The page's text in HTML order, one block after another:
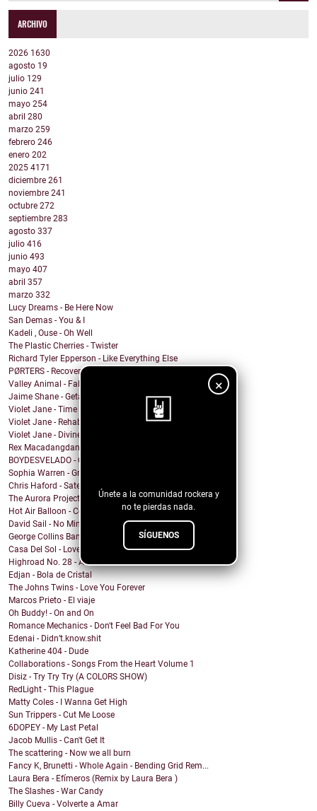
×
Únete a la comunidad rockera y
no te pierdas nada.
SÍGUENOS
ARCHIVO
2026 1630
agosto 19
julio 129
junio 241
mayo 254
abril 280
marzo 259
febrero 246
enero 202
2025 4171
diciembre 261
noviembre 241
octubre 272
septiembre 283
agosto 337
julio 416
junio 493
mayo 407
abril 357
marzo 332
Lucy Dreams - Be Here Now
San Demas - You & I
Kadeli , Ouse - Oh Well
The Plastic Cherries - Twister
Richard Tyler Epperson - Like Everything Else
PØRTERS - Recover
Valley Animal - Fallout
Jaime Shane - Getaway Car (Taylor Swift Cover)
Violet Jane - Time of Our Lives
Violet Jane - Rehabilitation
Violet Jane - Divine
Rex Macadangdang - Melody
BOYDESVELADO - QEPD David Lynch
Sophia Warren - Grin
Chris Haford - Satellite Angel
The Aurora Project - Slave City
Hot Air Balloon - Come This Far
David Sail - No Mind Fire
George Collins Band - New Way
Casa Del Sol - Love In A Time Of War
Highroad No. 28 - And I Suffer
Edjan - Bola de Cristal
The Johns Twins - Love You Forever
Marcos Prieto - El viaje
Oh Buddy! - On and On
Romance Mechanics - Don't Feel Bad For You
Edenai - Didn’t.know.shit
Katherine 404 - Dude
Collaborations - Songs From the Heart Volume 1
Disiz - Try Try Try (A COLORS SHOW)
RedLight - This Plague
Matty Coles - I Wanna Get High
Sun Trippers - Cut Me Loose
6DOPEY - My Last Petal
Jacob Mullis - Can't Get It
The scattering - Now we all burn
Fancy K, Brunetti - Whole Again - Bending Grid Rem...
Laura Bera - Efímeros (Remix by Laura Bera )
The Slashes - War Candy
Billy Cueva - Volverte a Amar